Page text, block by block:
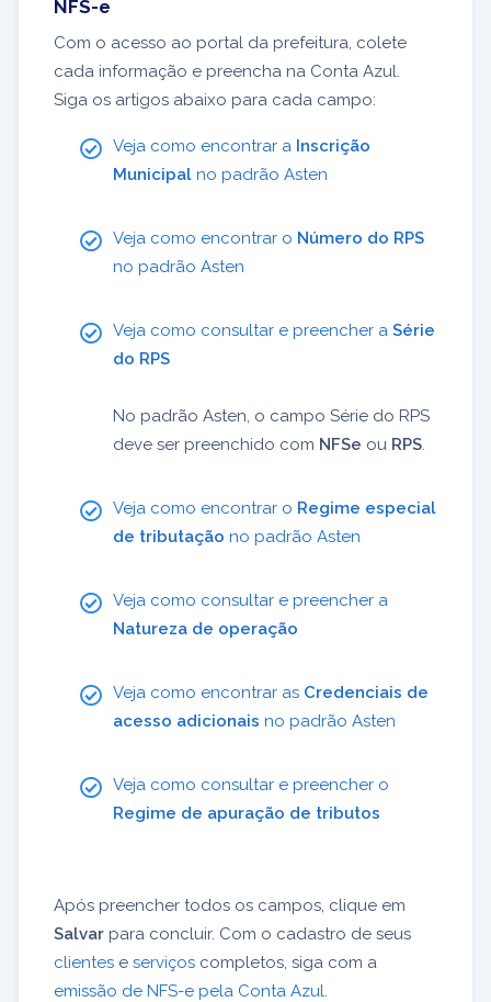
NFS-e
Com o acesso ao portal da prefeitura, colete
cada informação e preencha na Conta Azul.
Siga os artigos abaixo para cada campo:
Veja como encontrar a Inscrição
Municipal no padrão Asten
Veja como encontrar o Número do RPS
no padrão Asten
Veja como consultar e preencher a Série
do RPS
No padrão Asten, o campo Série do RPS
deve ser preenchido com NFSe ou RPS
Veja como encontrar o Regime especial
de tributação no padrão Asten
Veja como consultar e preencher a
Natureza de operação
Veja como encontrar as Credenciais de
acesso adicionais no padrão Asten
Veja como consultar e preencher o
Regime de apuração de tributos
Após preencher todos os campos, clique em
Salvar para concluir. Com o cadastro de seus
clientes e serviços completos, siga com a
emissão de NFS-e pela Conta Azul